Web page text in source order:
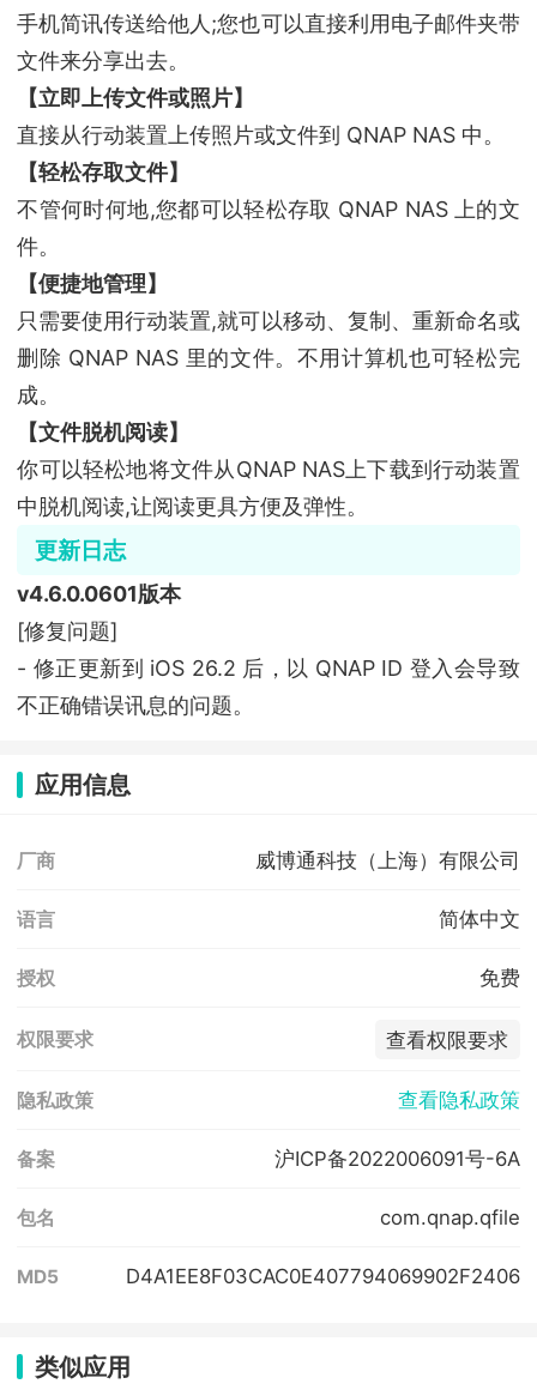
手机简讯传送给他人;您也可以直接利用电子邮件夹带
文件来分享出去。
【立即上传文件或照片】
直接从行动装置上传照片或文件到 QNAP NAS 中。
【轻松存取文件】
不管何时何地,您都可以轻松存取 QNAP NAS 上的文
件。
【便捷地管理】
只需要使用行动装置,就可以移动、复制、重新命名或
删除 QNAP NAS 里的文件。不用计算机也可轻松完
成。
【文件脱机阅读】
你可以轻松地将文件从QNAP NAS上下载到行动装置
中脱机阅读,让阅读更具方便及弹性。
更新日志
v4.6.0.0601版本
[修复问题]
- 修正更新到 iOS 26.2 后，以 QNAP ID 登入会导致
不正确错误讯息的问题。
应用信息
厂商 威博通科技（上海）有限公司
语言 简体中文
授权 免费
权限要求 查看权限要求
隐私政策 查看隐私政策
备案 沪ICP备2022006091号-6A
包名 com.qnap.qfile
MD5 D4A1EE8F03CAC0E407794069902F2406
类似应用